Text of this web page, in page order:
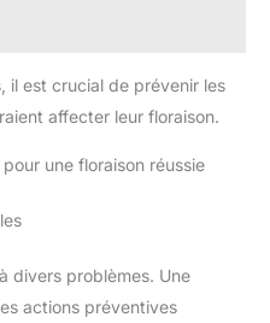
il est crucial de prévenir les
affecter leur floraison.
une floraison réussie
divers problèmes. Une
actions préventives